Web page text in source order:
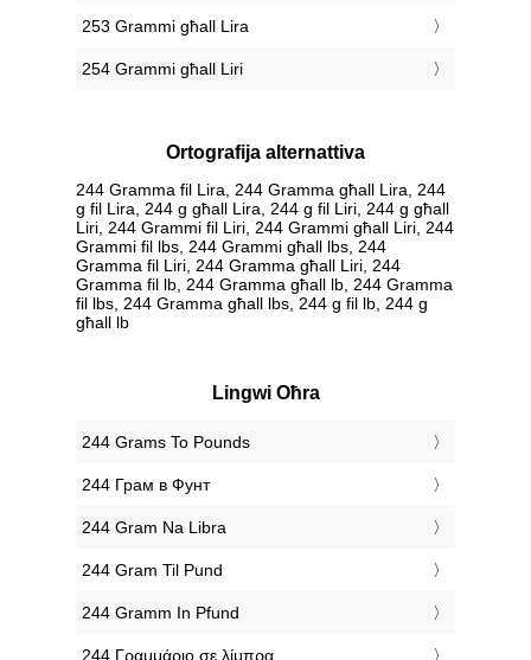
253 Grammi għall Lira
254 Grammi għall Liri
Ortografija alternattiva
244 Gramma fil Lira, 244 Gramma għall Lira, 244
g fil Lira, 244 g għall Lira, 244 g fil Liri, 244 g għall
Liri, 244 Grammi fil Liri, 244 Grammi għall Liri, 244
Grammi fil lbs, 244 Grammi għall lbs, 244
Gramma fil Liri, 244 Gramma għall Liri, 244
Gramma fil lb, 244 Gramma għall lb, 244 Gramma
fil lbs, 244 Gramma għall lbs, 244 g fil lb, 244 g
għall lb
Lingwi Oħra
‎244 Grams To Pounds
‎244 Грам в Фунт
‎244 Gram Na Libra
‎244 Gram Til Pund
‎244 Gramm In Pfund
‎244 Γραμμάριο σε λίμπρα